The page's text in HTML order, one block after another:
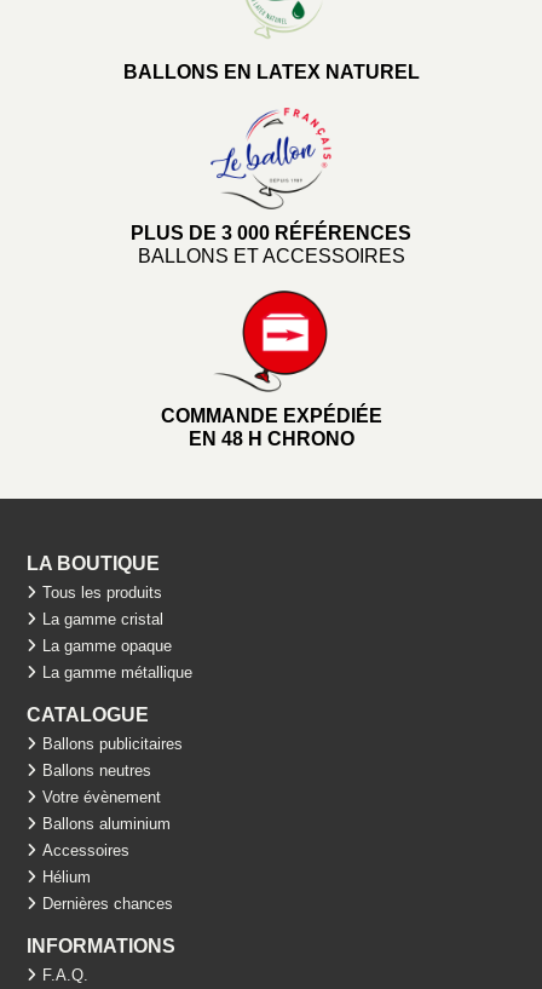
BALLONS EN LATEX NATUREL
PLUS DE 3 000 RÉFÉRENCES
BALLONS ET ACCESSOIRES
COMMANDE EXPÉDIÉE
EN 48 H CHRONO
LA BOUTIQUE
Tous les produits
La gamme cristal
La gamme opaque
La gamme métallique
CATALOGUE
Ballons publicitaires
Ballons neutres
Votre évènement
Ballons aluminium
Accessoires
Hélium
Dernières chances
INFORMATIONS
F.A.Q.